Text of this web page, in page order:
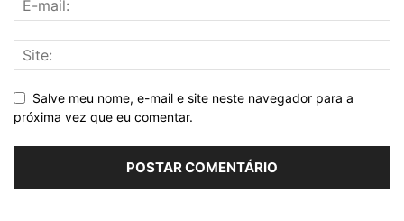
Salve meu nome, e-mail e site neste navegador para a
próxima vez que eu comentar.